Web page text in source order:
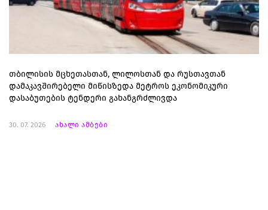
თბილისის მცხეთასთან, ლილოსთან და რუსთავთან
დამაკავშირებელი მიწისზედა მეტროს ეკონომიკური
დასაბუთების ტენდერი გახანგრძლივდა
30. 07. 2026 ახალი ამბები